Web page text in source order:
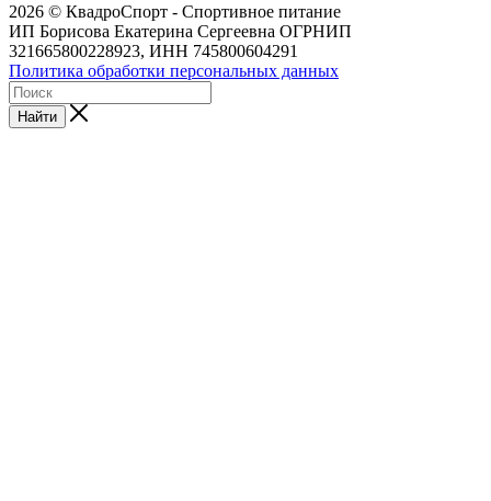
2026 © КвадроСпорт - Спортивное питание
ИП Борисова Екатерина Сергеевна ОГРНИП
321665800228923, ИНН 745800604291
Политика обработки персональных данных
Найти